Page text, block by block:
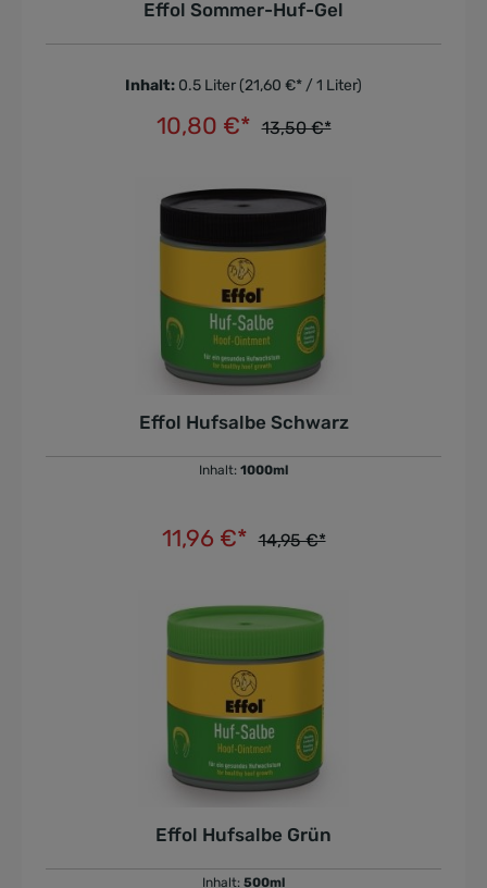
Effol Sommer-Huf-Gel
Inhalt: 0.5 Liter (21,60 €* / 1 Liter)
10,80 €* 13,50 €*
In den Warenkorb
Effol Hufsalbe Schwarz
Inhalt: 1000ml
11,96 €* 14,95 €*
In den Warenkorb
Effol Hufsalbe Grün
Inhalt: 500ml